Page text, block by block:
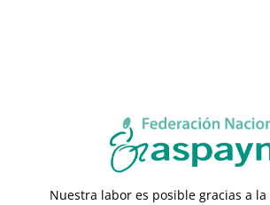
Nuestra labor es posible gracias a